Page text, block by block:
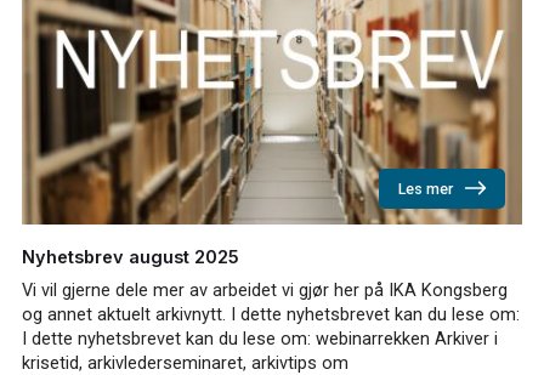
Les mer
Nyhetsbrev august 2025
Vi vil gjerne dele mer av arbeidet vi gjør her på IKA Kongsberg
og annet aktuelt arkivnytt. I dette nyhetsbrevet kan du lese om:
I dette nyhetsbrevet kan du lese om: webinarrekken Arkiver i
krisetid, arkivlederseminaret, arkivtips om